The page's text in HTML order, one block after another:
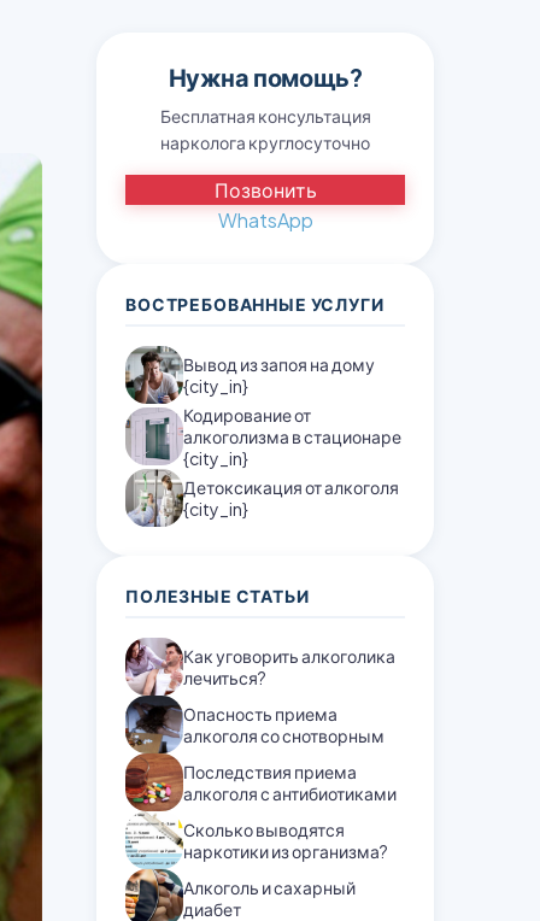
Нужна помощь?
Бесплатная консультация
нарколога круглосуточно
Позвонить
WhatsApp
ВОСТРЕБОВАННЫЕ УСЛУГИ
Вывод из запоя на дому
{city_in}
Кодирование от
алкоголизма в стационаре
{city_in}
Детоксикация от алкоголя
{city_in}
ПОЛЕЗНЫЕ СТАТЬИ
Как уговорить алкоголика
лечиться?
Опасность приема
алкоголя со снотворным
Последствия приема
алкоголя с антибиотиками
Сколько выводятся
наркотики из организма?
Алкоголь и сахарный
диабет